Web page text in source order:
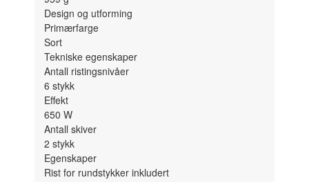
Design og utforming
Primærfarge
Sort
Tekniske egenskaper
Antall ristingsnivåer
6stykk
Effekt
650W
Antall skiver
2stykk
Egenskaper
Rist for rundstykker inkludert